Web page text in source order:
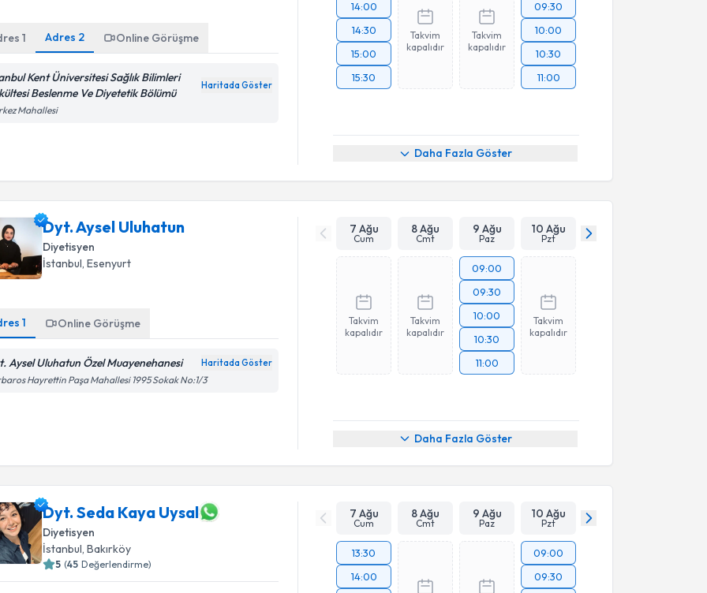
1 Adres 2 Online Görüşme
Kent Üniversitesi Sağlık Bilimleri
Beslenme Ve Diyetetik Bölümü
Haritada Göster
Mahallesi
14:00
14:30
15:00
15:30
Takvim
kapalıdır
Takvim
kapalıdır
09:30
10:00
10:30
11:00
Daha Fazla Göster
Dyt. Aysel Uluhatun
Diyetisyen
İstanbul , Esenyurt
1 Online Görüşme
Aysel Uluhatun Özel Muayenehanesi Haritada Göster
Hayrettin Paşa Mahallesi 1995 Sokak No:1/3
7 Ağu
Cum
8 Ağu
Cmt
9 Ağu
Paz
10 Ağu
Pzt
Takvim
kapalıdır
Takvim
kapalıdır
09:00
09:30
10:00
10:30
11:00
Takvim
kapalıdır
Daha Fazla Göster
Dyt. Seda Kaya Uysal
Diyetisyen
İstanbul, Bakırköy
5 (45 Değerlendirme)
7 Ağu
Cum
8 Ağu
Cmt
9 Ağu
Paz
10 Ağu
Pzt
13:30
14:00
09:00
09:30